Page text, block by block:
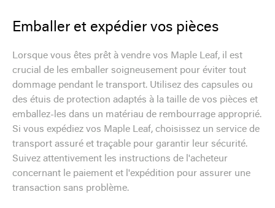
Emballer et expédier vos pièces
Lorsque vous êtes prêt à vendre vos Maple Leaf, il est
crucial de les emballer soigneusement pour éviter tout
dommage pendant le transport. Utilisez des capsules ou
des étuis de protection adaptés à la taille de vos pièces et
emballez-les dans un matériau de rembourrage approprié.
Si vous expédiez vos Maple Leaf, choisissez un service de
transport assuré et traçable pour garantir leur sécurité.
Suivez attentivement les instructions de l'acheteur
concernant le paiement et l'expédition pour assurer une
transaction sans problème.